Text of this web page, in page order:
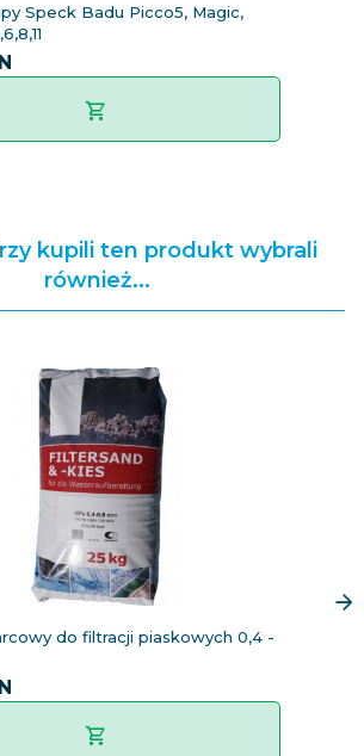
Speck Badu Picco5, Magic,
kupili ten produkt wybrali
również...
do filtracji piaskowych 0,4 -